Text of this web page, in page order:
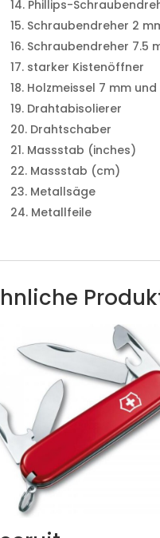
Phillips-
Schraubendreher 2
Schraubendreher 7.5
starker Kistenöffner
Holzmeissel 7 mm
Drahtabisolierer
Drahtschaber
Massstab (inches)
Massstab (cm)
Metallsäge
Metallfeile